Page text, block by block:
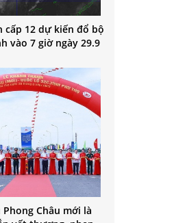
cấp 12 dự kiến đổ bộ
vào 7 giờ ngày 29.9
Châu mới là